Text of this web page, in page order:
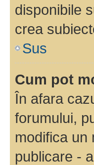
disponibile
crea
Sus
Cum pot
În afara
forumului,
modifica un
publicare -